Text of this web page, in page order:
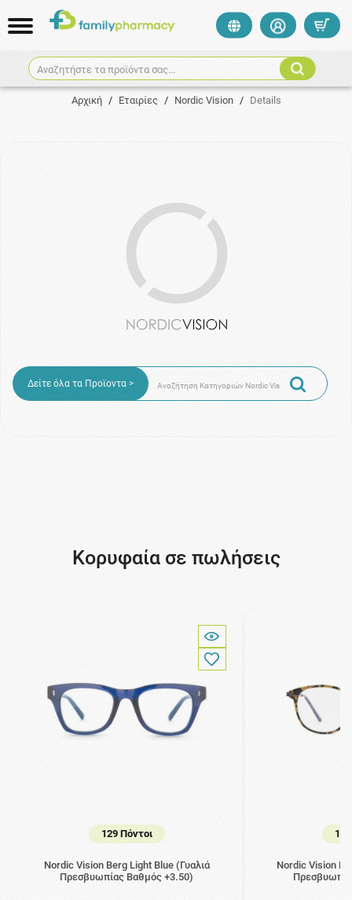
Αναζητήστε τα προϊόντα σας...
Αρχική / Εταιρίες / Nordic Vision / Details
Δείτε όλα τα Προϊοντα >
Κορυφαία σε πωλήσεις
129 Πόντοι
Nordic Vision Berg Light Blue (Γυαλιά
Πρεσβυωπίας Βαθμός +3.50)
Nordic Vision